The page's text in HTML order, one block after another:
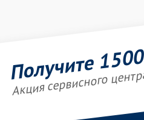
Получите
Акция сервисного